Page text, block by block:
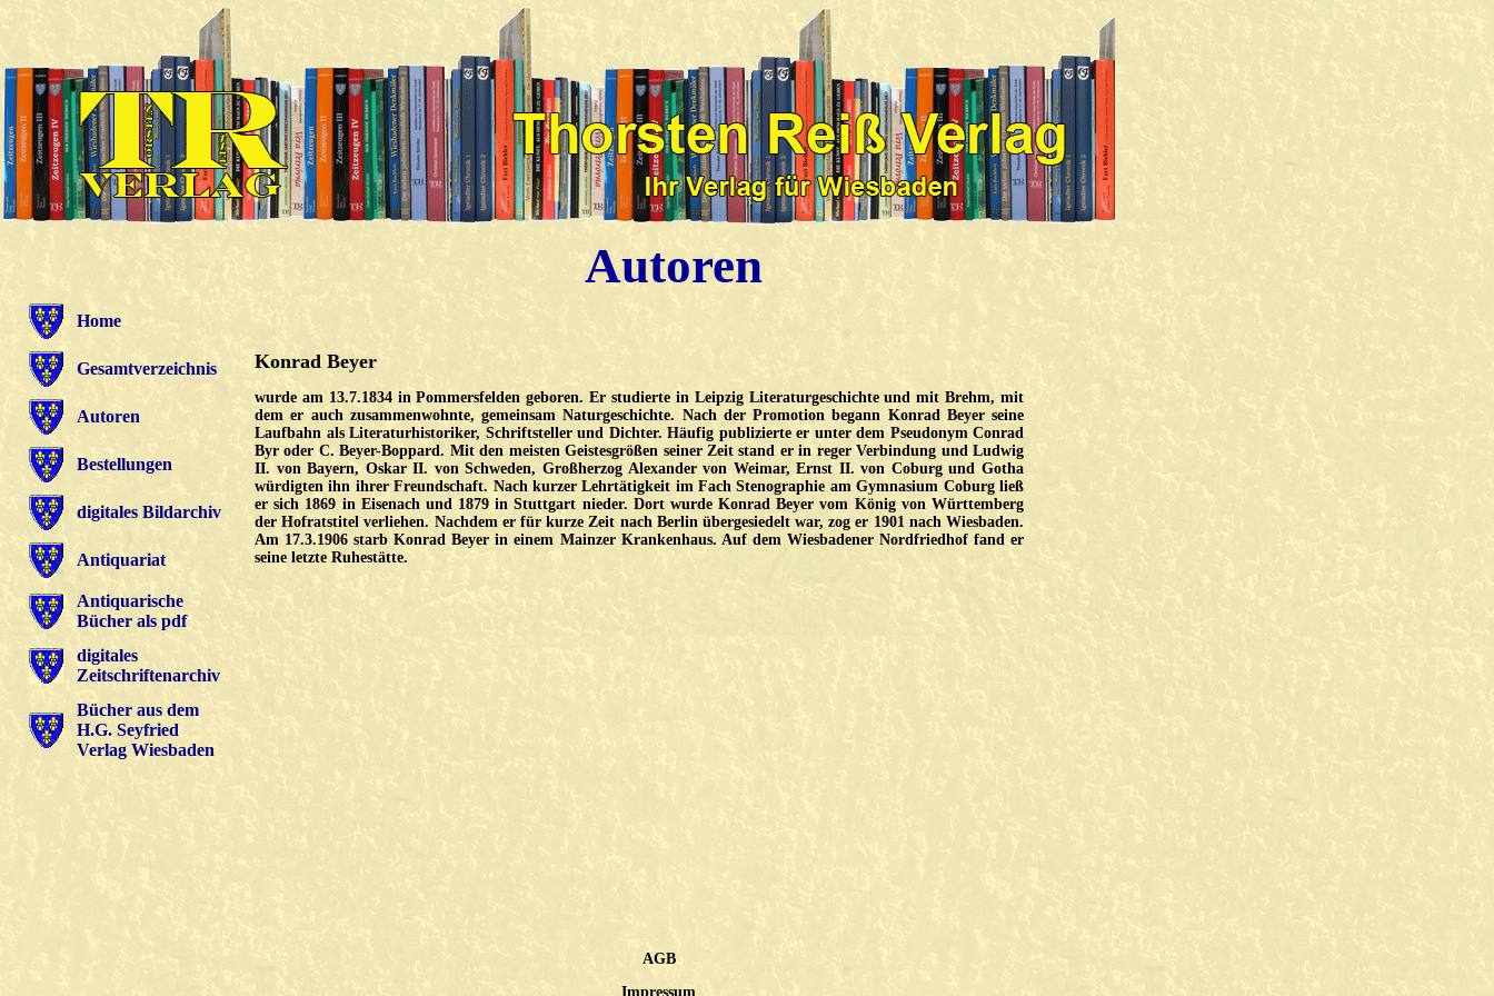
Autoren
Home
Gesamtverzeichnis
Autoren
Bestellungen
digitales Bildarchiv
Antiquariat
Antiquarische
Bücher als pdf
digitales
Zeitschriftenarchiv
Bücher aus dem
H.G. Seyfried
Verlag Wiesbaden
Konrad Beyer
wurde am 13.7.1834 in Pommersfelden geboren. Er studierte in Leipzig Literaturgeschichte und mit Brehm, mit
dem er auch zusammenwohnte, gemeinsam Naturgeschichte. Nach der Promotion begann Konrad Beyer seine
Laufbahn als Literaturhistoriker, Schriftsteller und Dichter. Häufig publizierte er unter dem Pseudonym Conrad
Byr oder C. Beyer-Boppard. Mit den meisten Geistesgrößen seiner Zeit stand er in reger Verbindung und Ludwig
II. von Bayern, Oskar II. von Schweden, Großherzog Alexander von Weimar, Ernst II. von Coburg und Gotha
würdigten ihn ihrer Freundschaft. Nach kurzer Lehrtätigkeit im Fach Stenographie am Gymnasium Coburg ließ
er sich 1869 in Eisenach und 1879 in Stuttgart nieder. Dort wurde Konrad Beyer vom König von Württemberg
der Hofratstitel verliehen. Nachdem er für kurze Zeit nach Berlin übergesiedelt war, zog er 1901 nach Wiesbaden.
Am 17.3.1906 starb Konrad Beyer in einem Mainzer Krankenhaus. Auf dem Wiesbadener Nordfriedhof fand er
seine letzte Ruhestätte.
AGB
Impressum